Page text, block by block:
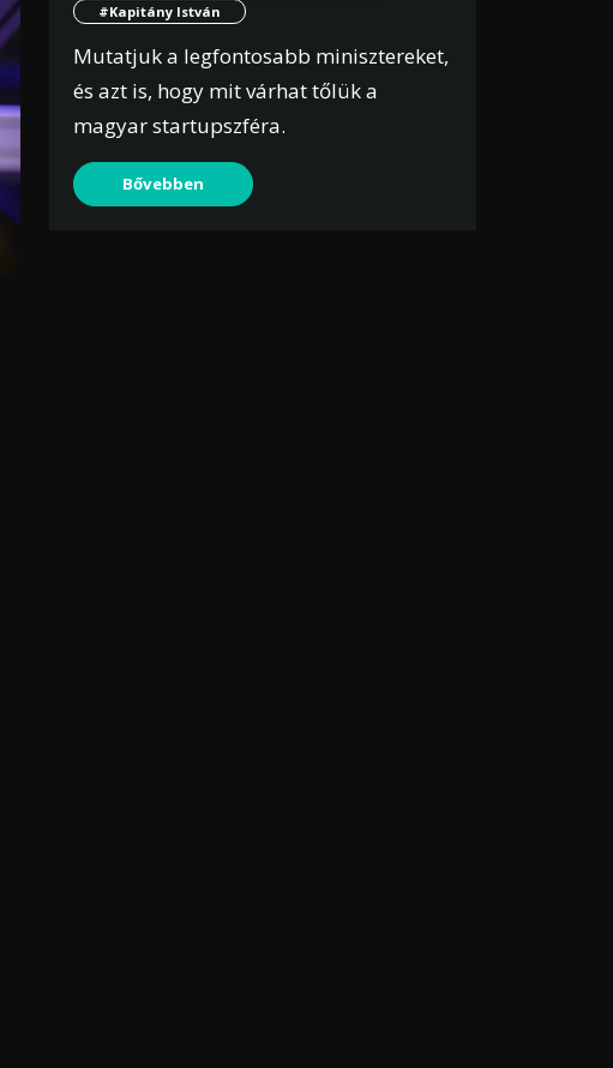
#Kapitány István
Mutatjuk a legfontosabb minisztereket,
és azt is, hogy mit várhat tőlük a
magyar startupszféra.
Bővebben